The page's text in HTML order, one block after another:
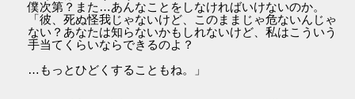
僕次第？また…あんなことをしなければいけないのか。
「彼、死ぬ怪我じゃないけど、このままじゃ危ないんじゃ
ない？あなたは知らないかもしれないけど、私はこういう
手当てくらいならできるのよ？
…もっとひどくすることもね。」